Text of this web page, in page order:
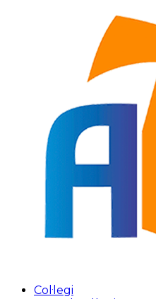
Col·legi